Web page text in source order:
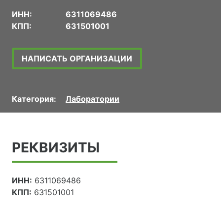
ИНН:
6311069486
КПП:
631501001
НАПИСАТЬ ОРГАНИЗАЦИИ
Категория: Лаборатории
РЕКВИЗИТЫ
ИНН: 6311069486
КПП: 631501001